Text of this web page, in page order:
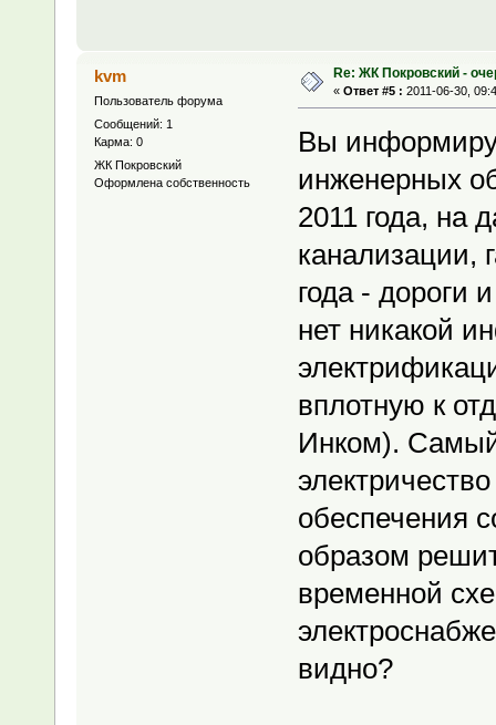
kvm
Пользователь форума
Сообщений: 1
Карма: 0
ЖК Покровский
Оформлена собственность
Re: ЖК Покровский -
« Ответ #5 : 2011-06-30,
Вы
инженерных
2011 года, на
канализации,
года - дороги
нет никакой
вплотную к
Инком).
обеспечения
образом
временной
видно?